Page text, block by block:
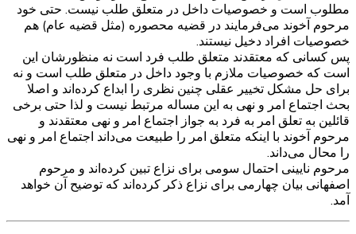
مطلوب است و خصوصیات داخل در متعلق طلب نیست. حتی خود
مرحوم آخوند می‌فرمایند در قضیه محصوره (مثل قضیه عام) هم
خصوصیات افراد دخیل نیستند.
پس کسانی که معتقدند متعلق طلب فرد است نه منظورشان این
است که خصوصیات ملازم با وجود داخل در متعلق طلب است و نه
برای حل مشکل تخییر عقلی چنین نظری را ابداع کرده‌اند و اصلا
بحث اجتماع امر و نهی به این مساله مرتبط نیست و لذا حتی برخی
قائلین به تعلق امر به فرد به جواز اجتماع امر و نهی معتقدند و
مرحوم آخوند با اینکه متعلق امر را طبیعت می‌داند اجتماع امر و نهی
را محال می‌داند.
مرحوم نایینی احتمال سومی برای نزاع تبین کرده‌اند و مرحوم
اصفهانی بیان چهارمی برای نزاع ذکر کرده‌اند که توضیح آن خواهد
آمد.